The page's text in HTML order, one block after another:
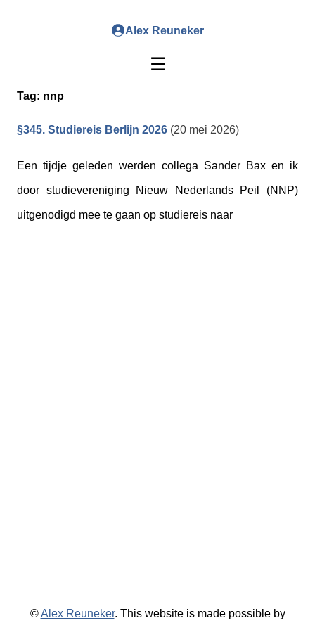
Alex Reuneker
☰
Tag: nnp
§345. Studiereis Berlijn 2026 (20 mei 2026)
Een tijdje geleden werden collega Sander Bax en ik
door studievereniging Nieuw Nederlands Peil (NNP)
uitgenodigd mee te gaan op studiereis naar
©Alex Reuneker. This website is made possible by